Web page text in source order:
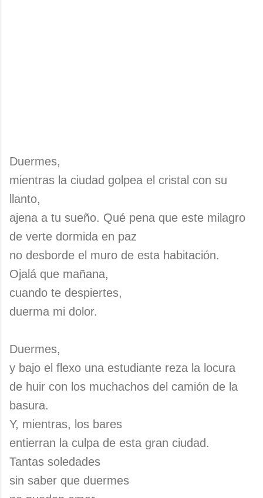
Duermes,
mientras la ciudad golpea el cristal con su
llanto,
ajena a tu sueño. Qué pena que este milagro
de verte dormida en paz
no desborde el muro de esta habitación.
Ojalá que mañana,
cuando te despiertes,
duerma mi dolor.
Duermes,
y bajo el flexo una estudiante reza la locura
de huir con los muchachos del camión de la
basura.
Y, mientras, los bares
entierran la culpa de esta gran ciudad.
Tantas soledades
sin saber que duermes